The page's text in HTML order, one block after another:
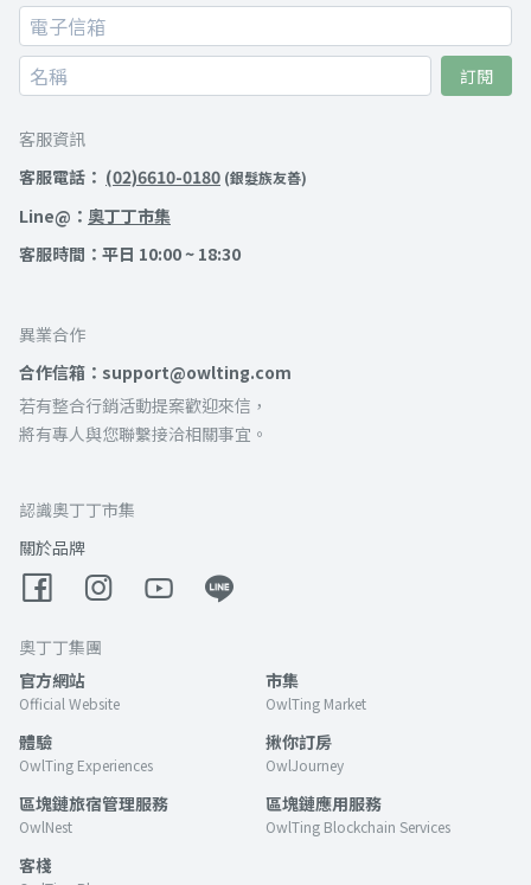
訂閱
客服資訊
客服電話： (02)6610-0180 (銀髮族友善)
Line@： 奧丁丁市集
客服時間：平日 10:00 ~ 18:30
異業合作
合作信箱：support@owlting.com
若有整合行銷活動提案歡迎來信，
將有專人與您聯繫接洽相關事宜。
認識奧丁丁市集
關於品牌
奧丁丁集團
官方網站
Official Website
市集
OwlTing Market
體驗
OwlTing Experiences
揪你訂房
OwlJourney
區塊鏈旅宿管理服務
OwlNest
區塊鏈應用服務
OwlTing Blockchain Services
客棧